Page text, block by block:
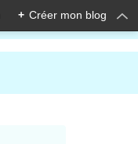
+ Créer mon blog